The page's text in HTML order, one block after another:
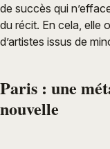
de succès qui
du récit. En cela, elle
d’artistes issus de
Paris : une
nouvelle